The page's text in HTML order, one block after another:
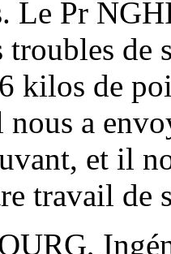
Le Pr
troubles
kilos de
a
et il
travail de